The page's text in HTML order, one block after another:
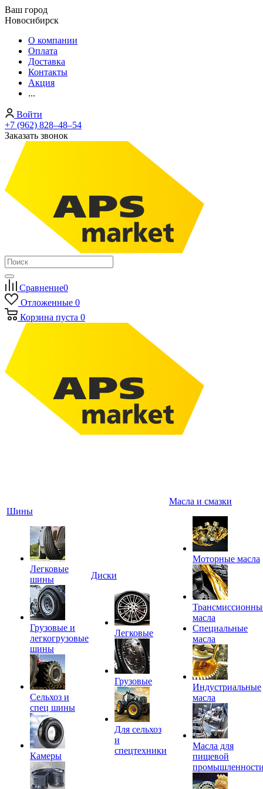
Ваш город
Новосибирск
О компании
Оплата
Доставка
Контакты
Акция
...
Войти
+7 (962) 828‒48‒54
Заказать звонок
Сравнение0
Отложенные 0
Корзина пуста 0
Шины
Легковые
шины
Грузовые и
легкогрузовые
шины
Сельхоз и
спец шины
Камеры
Диски
Легковые
Грузовые
Для сельхоз
и
спецтехники
Масла и смазки
Моторные масла
масла
Специальные
масла
Индустриальные
масла
Масла для
пищевой